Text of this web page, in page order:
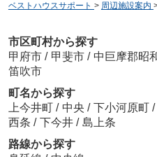
ベストハウスサポート > 周辺施設案内
市区町村から探す
甲府市 / 甲斐市 / 中巨摩郡昭
笛吹市
町名から探す
上今井町 / 中央 / 下小河原町 /
西条 / 下今井 / 島上条
路線から探す